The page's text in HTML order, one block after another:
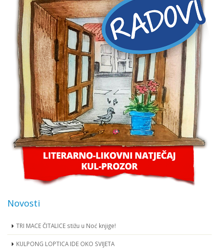
Novosti
TRI MACE ČITALICE stižu u Noć knjige!
KULPONG LOPTICA IDE OKO SVIJETA